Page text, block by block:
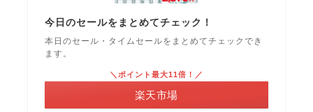
今日のセールをまとめてチェック！
本日のセール・タイムセールをまとめてチェックでき
ます。
＼ポイント最大11倍！／
楽天市場